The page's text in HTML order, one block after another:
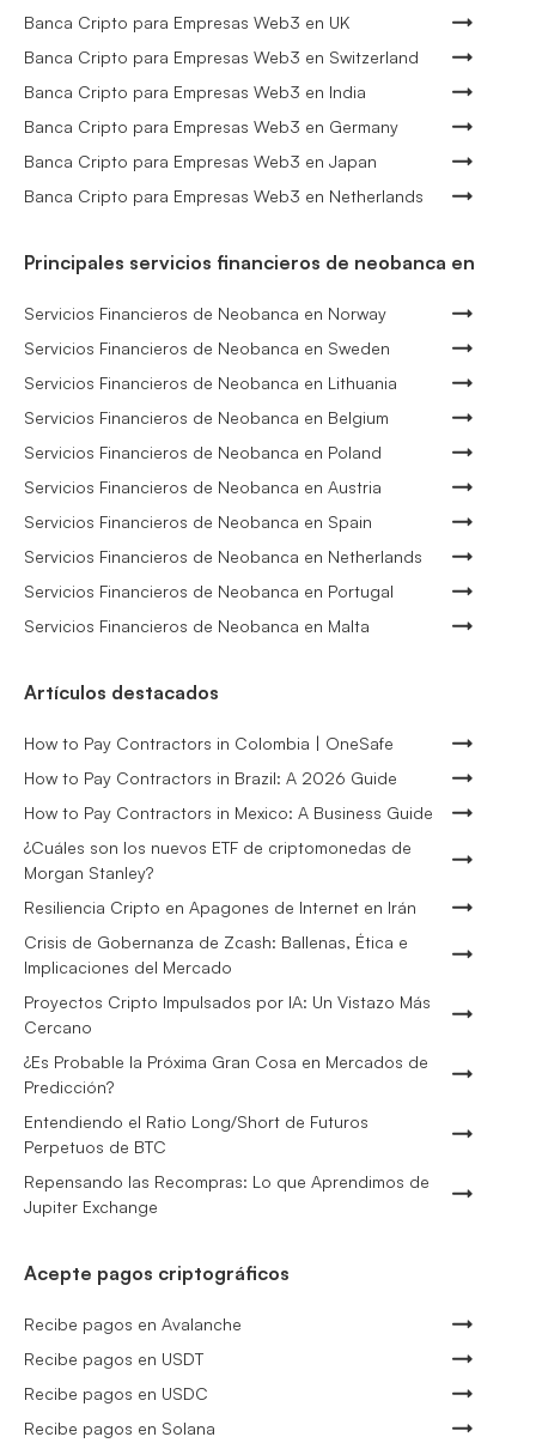
Banca Cripto para Empresas Web3 en UK
Banca Cripto para Empresas Web3 en Switzerland
Banca Cripto para Empresas Web3 en India
Banca Cripto para Empresas Web3 en Germany
Banca Cripto para Empresas Web3 en Japan
Banca Cripto para Empresas Web3 en Netherlands
Principales servicios financieros de neobanca en
Servicios Financieros de Neobanca en Norway
Servicios Financieros de Neobanca en Sweden
Servicios Financieros de Neobanca en Lithuania
Servicios Financieros de Neobanca en Belgium
Servicios Financieros de Neobanca en Poland
Servicios Financieros de Neobanca en Austria
Servicios Financieros de Neobanca en Spain
Servicios Financieros de Neobanca en Netherlands
Servicios Financieros de Neobanca en Portugal
Servicios Financieros de Neobanca en Malta
Artículos destacados
How to Pay Contractors in Colombia | OneSafe
How to Pay Contractors in Brazil: A 2026 Guide
How to Pay Contractors in Mexico: A Business Guide
¿Cuáles son los nuevos ETF de criptomonedas de
Morgan Stanley?
Resiliencia Cripto en Apagones de Internet en Irán
Crisis de Gobernanza de Zcash: Ballenas, Ética e
Implicaciones del Mercado
Proyectos Cripto Impulsados por IA: Un Vistazo Más
Cercano
¿Es Probable la Próxima Gran Cosa en Mercados de
Predicción?
Entendiendo el Ratio Long/Short de Futuros
Perpetuos de BTC
Repensando las Recompras: Lo que Aprendimos de
Jupiter Exchange
Acepte pagos criptográficos
Recibe pagos en Avalanche
Recibe pagos en USDT
Recibe pagos en USDC
Recibe pagos en Solana